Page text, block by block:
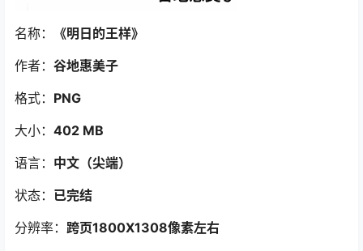
名称：
《明日的王样》
作者： 谷地惠美子
格式： PNG
大小： 402 MB
语言： 中文 （尖端）
状态： 已完结
分辨率： 跨页1800X1308像素左右